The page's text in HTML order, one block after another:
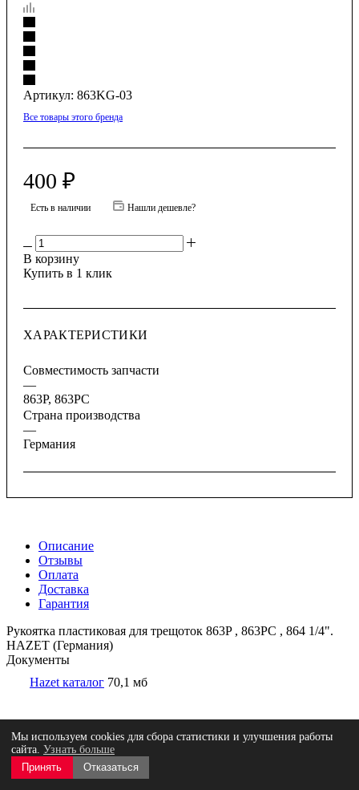
Артикул: 863KG-03
Все товары этого бренда
400 ₽
Есть в наличии Нашли дешевле?
В корзину
Купить в 1 клик
ХАРАКТЕРИСТИКИ
Совместимость запчасти
—
863P, 863PC
Страна производства
—
Германия
Описание
Отзывы
Оплата
Доставка
Гарантия
Рукоятка пластиковая для трещоток 863P , 863PC , 864 1/4".
HAZET (Германия)
Документы
Hazet каталог 70,1 мб
Нет оценок
Мы используем cookies для сбора статистики и улучшения работы
сайта. Узнать больше
Принять
Отказаться